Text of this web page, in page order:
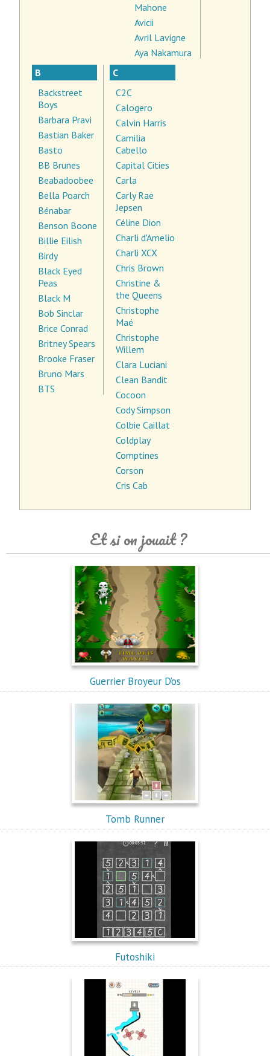
Mahone
Avicii
Avril Lavigne
Aya Nakamura
B
Backstreet
Boys
Barbara Pravi
Bastian Baker
Basto
BB Brunes
Beabadoobee
Bella Poarch
Bénabar
Benson Boone
Billie Eilish
Birdy
Black Eyed
Peas
Black M
Bob Sinclar
Brice Conrad
Britney Spears
Brooke Fraser
Bruno Mars
BTS
C
C2C
Calogero
Calvin Harris
Camilia
Cabello
Capital Cities
Carla
Carly Rae
Jepsen
Céline Dion
Charli d'Amelio
Charli XCX
Chris Brown
Christine &
the Queens
Christophe
Maé
Christophe
Willem
Clara Luciani
Clean Bandit
Cocoon
Cody Simpson
Colbie Caillat
Coldplay
Comptines
Corson
Cris Cab
Et si on jouait ?
Guerrier Broyeur D’os
Tomb Runner
Futoshiki